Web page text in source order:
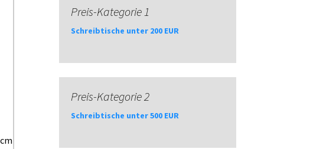
Preis-Kategorie 1
Schreibtische unter 200 EUR
Preis-Kategorie 2
Schreibtische unter 500 EUR